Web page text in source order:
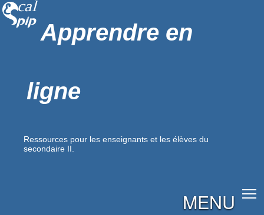
Apprendre en
ligne
Ressources pour les enseignants et les élèves du
secondaire II.
MENU